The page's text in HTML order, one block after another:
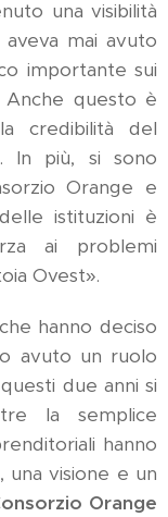
una visibilità
mai avuto
importante sui
Anche questo è
credibilità del
In più, si sono
Orange e
istituzioni è
ai problemi
Ovest».
che hanno deciso
avuto un ruolo
due anni si
la semplice
hanno
visione e un
Orange